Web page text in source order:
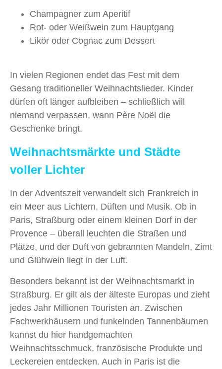
Champagner zum Aperitif
Rot- oder Weißwein zum Hauptgang
Likör oder Cognac zum Dessert
In vielen Regionen endet das Fest mit dem
Gesang traditioneller Weihnachtslieder. Kinder
dürfen oft länger aufbleiben – schließlich will
niemand verpassen, wann Père Noël die
Geschenke bringt.
Weihnachtsmärkte und Städte
voller Lichter
In der Adventszeit verwandelt sich Frankreich in
ein Meer aus Lichtern, Düften und Musik. Ob in
Paris, Straßburg oder einem kleinen Dorf in der
Provence – überall leuchten die Straßen und
Plätze, und der Duft von gebrannten Mandeln, Zimt
und Glühwein liegt in der Luft.
Besonders bekannt ist der Weihnachtsmarkt in
Straßburg. Er gilt als der älteste Europas und zieht
jedes Jahr Millionen Touristen an. Zwischen
Fachwerkhäusern und funkelnden Tannenbäumen
kannst du hier handgemachten
Weihnachtsschmuck, französische Produkte und
Leckereien entdecken. Auch in Paris ist die